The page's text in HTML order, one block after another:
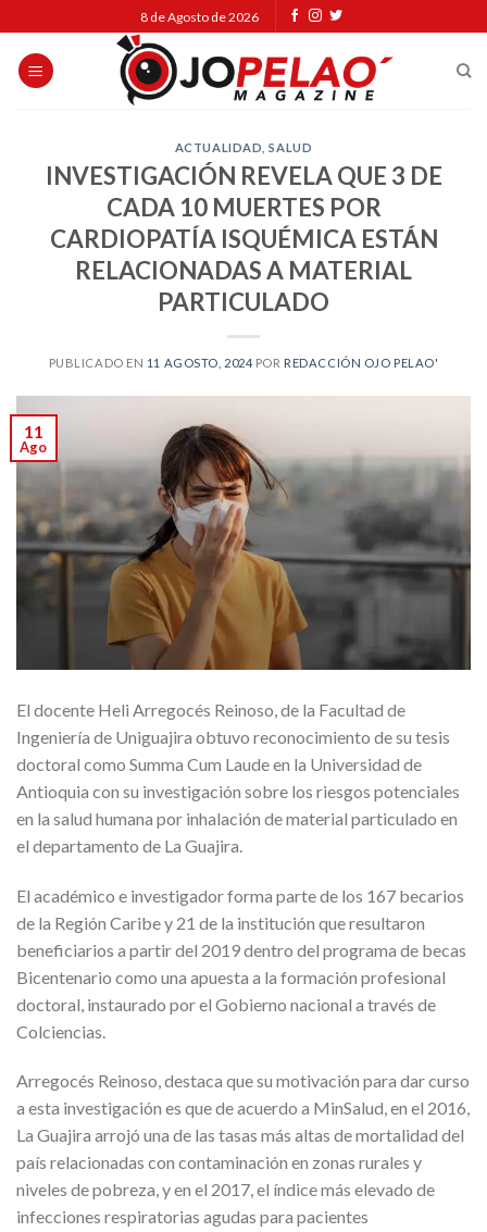
to
content
8 de Agosto de 2026
ACTUALIDAD ,SALUD
INVESTIGACIÓN REVELA QUE 3 DE
CADA 10 MUERTES POR
CARDIOPATÍA ISQUÉMICA ESTÁN
RELACIONADAS A MATERIAL
PARTICULADO
PUBLICADO EN 11 AGOSTO, 2024 POR REDACCIÓN OJO PELAO'
11
Ago
El docente Heli Arregocés Reinoso, de la Facultad de
Ingeniería de Uniguajira obtuvo reconocimiento de su tesis
doctoral como Summa Cum Laude en la Universidad de
Antioquia con su investigación sobre los riesgos potenciales
en la salud humana por inhalación de material particulado en
el departamento de La Guajira.
El académico e investigador forma parte de los 167 becarios
de la Región Caribe y 21 de la institución que resultaron
beneficiarios a partir del 2019 dentro del programa de becas
Bicentenario como una apuesta a la formación profesional
doctoral, instaurado por el Gobierno nacional a través de
Colciencias.
Arregocés Reinoso, destaca que su motivación para dar curso
a esta investigación es que de acuerdo a MinSalud, en el 2016,
La Guajira arrojó una de las tasas más altas de mortalidad del
país relacionadas con contaminación en zonas rurales y
niveles de pobreza, y en el 2017, el índice más elevado de
infecciones respiratorias agudas para pacientes